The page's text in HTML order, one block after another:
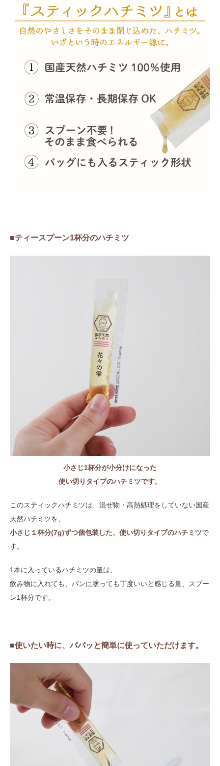
■ティースプーン1杯分のハチミツ
小さじ1杯分が小分けになった
使い切りタイプのハチミツです。
このスティックハチミツは、混ぜ物・高熱処理をしていない国産
天然ハチミツを、
小さじ１杯分(7g)ずつ個包装した、使い切りタイプのハチミツで
す。
1本に入っているハチミツの量は、
飲み物に入れても、パンに塗っても丁度いいと感じる量、スプー
ン1杯分です。
■使いたい時に、パパッと簡単に使っていただけます。